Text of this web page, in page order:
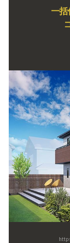
一括